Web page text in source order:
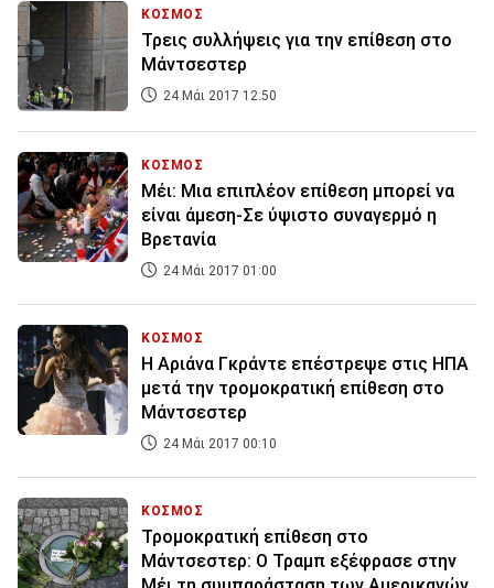
ΚΟΣΜΟΣ
Τρεις συλλήψεις για την επίθεση στο
Μάντσεστερ
24 Μάι 2017 12:50
ΚΟΣΜΟΣ
Μέι: Μια επιπλέον επίθεση μπορεί να
είναι άμεση-Σε ύψιστο συναγερμό η
Βρετανία
24 Μάι 2017 01:00
ΚΟΣΜΟΣ
Η Αριάνα Γκράντε επέστρεψε στις ΗΠΑ
μετά την τρομοκρατική επίθεση στο
Μάντσεστερ
24 Μάι 2017 00:10
ΚΟΣΜΟΣ
Τρομοκρατική επίθεση στο
Μάντσεστερ: Ο Τραμπ εξέφρασε στην